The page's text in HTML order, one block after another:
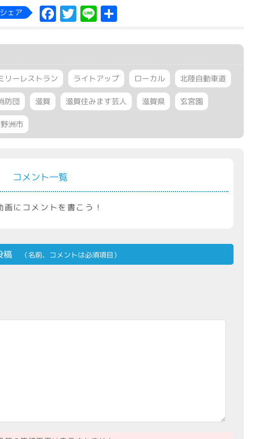
ェア Facebook
Twitter
Line
有
リーレストラン ライトアップ ローカル 北陸自動車道
防団 滋賀 滋賀住みます芸人 滋賀県 玄宮園
野洲市
コメント一覧
画にコメントを書こう！
稿 （名前、コメントは必須項目）